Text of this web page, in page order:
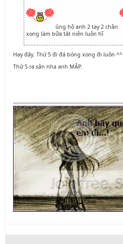
ủng hộ anh 2 tay 2 chân
xong làm bữa tất niên luôn hĩ
Hay đấy. Thứ 5 đi đá bóng xong đi luôn ^^
Thứ 5 ra sân nha anh MẬP.